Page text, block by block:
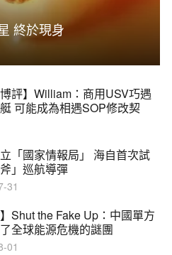
終於現身
博評】William：商用USV巧遇
可能成為相遇SOP修改契
「國家情報局」 海自首次試
」巡航導彈
31
】Shut the Fake Up：中國單方
全球能源危機的謎團
01
肉」砌錯O記臥底4警員
科】被抽中當陪審員能拒絕嗎？
17
】集會遊行陸續有來？一文盡
威活動
30
護兒童法例雜亂互相矛盾家長易
21